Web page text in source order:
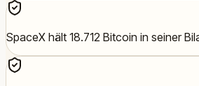
SpaceX hält 18.712 Bitcoin in seiner